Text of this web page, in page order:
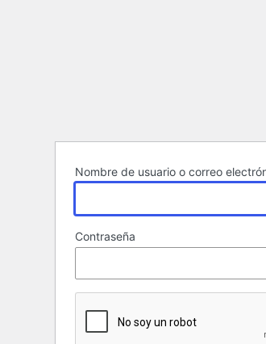
Nombre de usuario o correo
Contraseña